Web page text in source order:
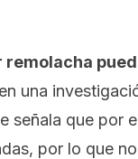
una
señala que por
por lo que